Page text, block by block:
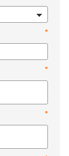
*
*
*